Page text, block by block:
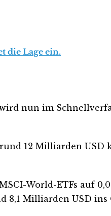
die Lage ein.
nun im
12 Milliarden
World-ETFs auf
8,1 Milliarden USD